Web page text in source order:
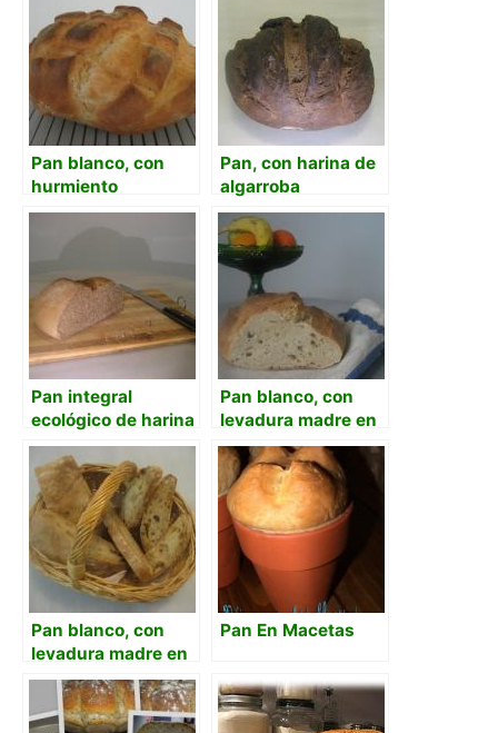
Pan blanco, con
hurmiento
Pan, con harina de
algarroba
Pan integral
ecológico de harina
zamorana
Pan blanco, con
levadura madre en
masa
Pan blanco, con
levadura madre en
papilla
Pan En Macetas